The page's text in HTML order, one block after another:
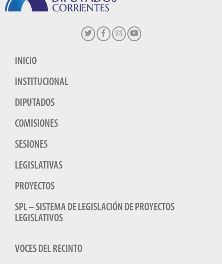
INICIO
INSTITUCIONAL
DIPUTADOS
COMISIONES
SESIONES
LEGISLATIVAS
PROYECTOS
SPL – SISTEMA DE LEGISLACIÓN DE PROYECTOS
LEGISLATIVOS
VOCES DEL RECINTO